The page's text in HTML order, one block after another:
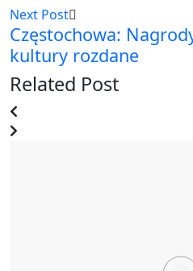
Next Post
Częstochowa:
kultury rozdane
Related Post